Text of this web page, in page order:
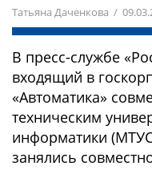
Татьяна Даченкова /
В пресс-службе
входящий в
«Автоматика»
техническим
информатики
занялись